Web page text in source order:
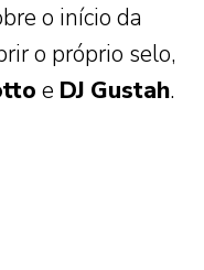
o início da
o próprio selo,
e DJ Gustah.